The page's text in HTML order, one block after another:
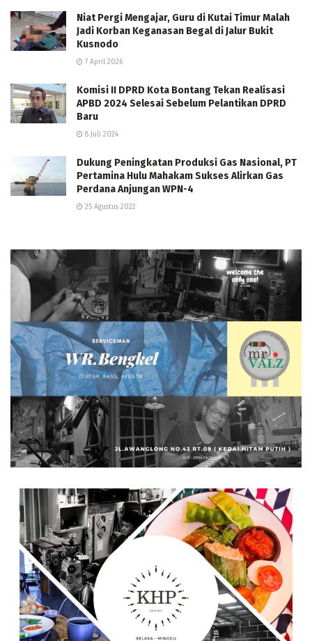
Niat Pergi Mengajar, Guru di Kutai Timur Malah
Jadi Korban Keganasan Begal di Jalur Bukit
Kusnodo
7 April 2026
Komisi II DPRD Kota Bontang Tekan Realisasi
APBD 2024 Selesai Sebelum Pelantikan DPRD
Baru
8 Juli 2024
Dukung Peningkatan Produksi Gas Nasional, PT
Pertamina Hulu Mahakam Sukses Alirkan Gas
Perdana Anjungan WPN-4
25 Agustus 2022